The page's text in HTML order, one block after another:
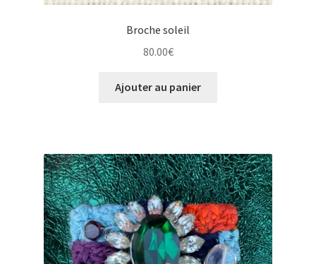
Broche soleil
80.00€
Ajouter au panier